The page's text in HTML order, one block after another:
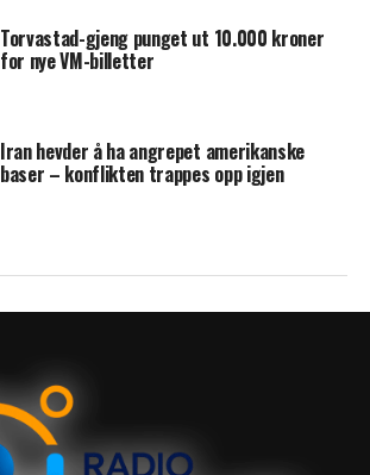
Torvastad-gjeng punget ut 10.000 kroner
for nye VM-billetter
Iran hevder å ha angrepet amerikanske
baser – konflikten trappes opp igjen